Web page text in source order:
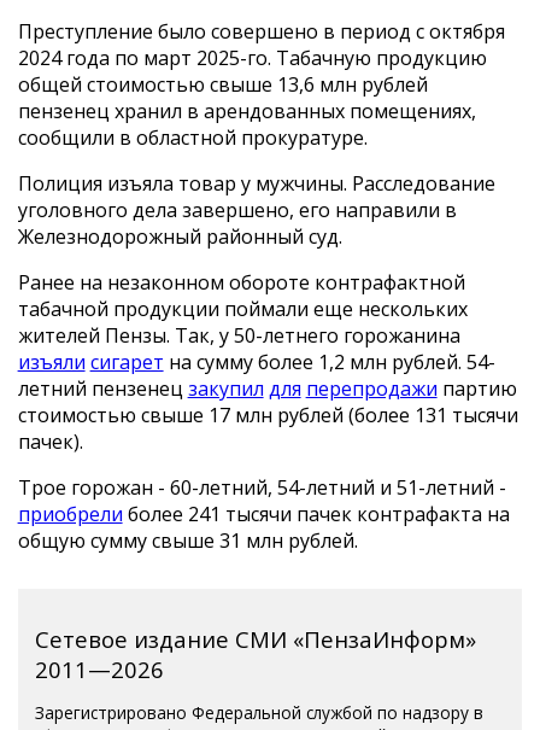
Преступление было совершено в период с октября
2024 года по март 2025-го. Табачную продукцию
общей стоимостью свыше 13,6 млн рублей
пензенец хранил в арендованных помещениях,
сообщили в областной прокуратуре.
Полиция изъяла товар у мужчины. Расследование
уголовного дела завершено, его направили в
Железнодорожный районный суд.
Ранее на незаконном обороте контрафактной
табачной продукции поймали еще нескольких
жителей Пензы. Так, у 50-летнего горожанина
изъяли сигарет на сумму более 1,2 млн рублей. 54-
летний пензенец закупил для перепродажи партию
стоимостью свыше 17 млн рублей (более 131 тысячи
пачек).
Трое горожан - 60-летний, 54-летний и 51-летний -
приобрели более 241 тысячи пачек контрафакта на
общую сумму свыше 31 млн рублей.
Сетевое издание СМИ «ПензаИнформ»
2011—2026
Зарегистрировано Федеральной службой по надзору в